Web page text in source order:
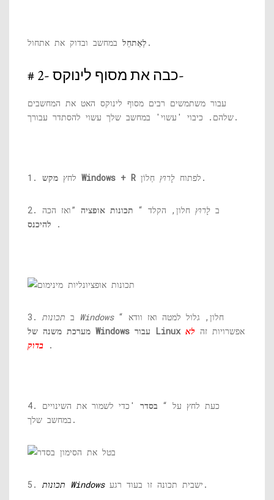
לְאַתחֵל במחשב ובדוק את אתחול.
# 2- כבה את מסוף לינוקס-
עבור משתמשים רבים מסוף לינוקס האט את המחשבים
שלהם. כיבוי 'עשוי' במחשב שלך עשוי להסתדר עבורך.
1. לחץ מקש Windows + R לפתוח לָרוּץ חַלוֹן.
2. ב לָרוּץ חלון, הקלד “ תכונות אופציה ”ואז הכה
להיכנס .
3. ב תכונות Windows חלון, גלול למטה ואז וודא “
מערכת משנה של Windows עבור Linux
אפשרויות זה לא
בדוק .
4. כעת לחץ על “ בסדר 'כדי לשמור את השינויים
במחשב שלך.
5. תכונות Windows ישבית תכונה זו בעוד רגע.